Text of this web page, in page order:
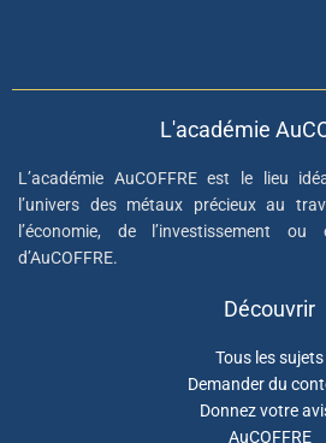
L'académie
L’académie AuCOFFRE est le lieu
l’univers des métaux précieux au
l’économie, de l’investissement
d’AuCOFFRE.
Découvrir
Tous les sujets
Demander du
Donnez votre
AuCOFFRE